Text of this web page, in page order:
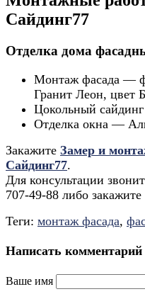
Сайдинг77
Отделка дома
Монтаж фасада —
Гранит Леон, цвет
Цокольный
Отделка окна —
Закажите Замер и
Сайдинг77.
Для консультации
707-49-88 либо
Теги: монтаж фасада,
Написать комментарий
Ваше имя